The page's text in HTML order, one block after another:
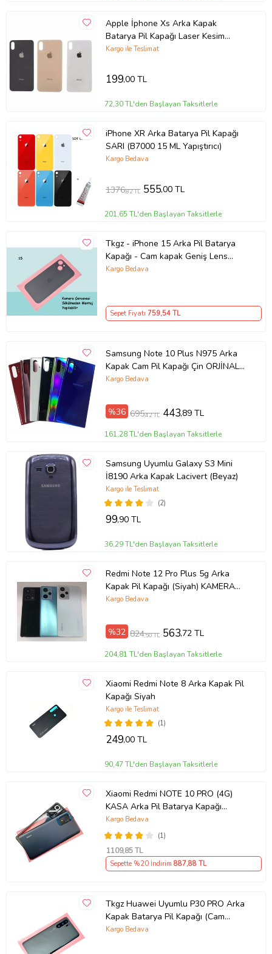
Apple İphone Xs Arka Kapak
Batarya Pil Kapağı Laser Kesim
Orjinal Kalite (Beyaz)
Kargo ile Teslimat
199,00 TL
72,30 TL'den Başlayan Taksitlerle
iPhone XR Arka Batarya Pil Kapağı
SARI (B7000 15 ML Yapıştırıcı)
Kargo Bedava
1376,82 TL 555,00 TL
201,65 TL'den Başlayan Taksitlerle
Tkgz - iPhone 15 Arka Pil Batarya
Kapağı - Cam kapak Geniş Lens
Deliği - SİYAH
Kargo Bedava
Sepet Fiyatı 759,54 TL
Samsung Note 10 Plus N975 Arka
Kapak Cam Pil Kapağı Çin ORJİNAL
(Mavi)
Kargo Bedava
%36 695,42 TL 443,89 TL
161,28 TL'den Başlayan Taksitlerle
Samsung Uyumlu Galaxy S3 Mini
İ8190 Arka Kapak Lacivert (Beyaz)
(2)
Kargo ile Teslimat
99,90 TL
36,29 TL'den Başlayan Taksitlerle
Redmi Note 12 Pro Plus 5g Arka
Kapak Pil Kapağı (Siyah) KAMERA
CAMLI
Kargo Bedava
%32 824,50 TL 563,72 TL
204,81 TL'den Başlayan Taksitlerle
Xiaomi Redmi Note 8 Arka Kapak Pil
Kapağı Siyah
(1)
Kargo ile Teslimat
249,00 TL
90,47 TL'den Başlayan Taksitlerle
Xiaomi Redmi NOTE 10 PRO (4G)
KASA Arka Pil Batarya Kapağı
SİYAH
(1)
Kargo Bedava
1109,85 TL
Sepette %20 İndirim 887,88 TL
Tkgz Huawei Uyumlu P30 PRO Arka
Kapak Batarya Pil Kapağı (Cam
Kamera Camı) SİYAH
Kargo Bedava